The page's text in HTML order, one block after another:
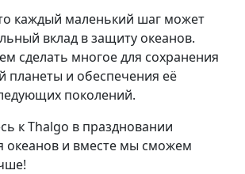
каждый маленький шаг может
вклад в защиту океанов.
сделать многое для сохранения
планеты и обеспечения её
поколений.
к Thalgo в праздновании
океанов и вместе мы сможем